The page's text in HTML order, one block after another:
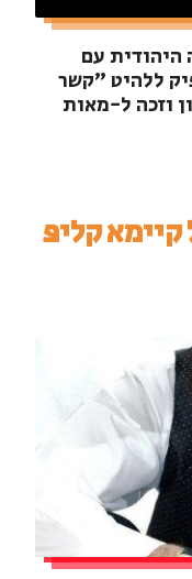
היהודית עם
ללהיט "קשר
וזכה ל-מאות
קליפּ